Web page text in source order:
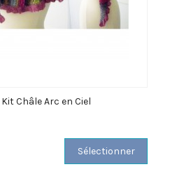
Kit Châle Arc en Ciel
Sélectionner